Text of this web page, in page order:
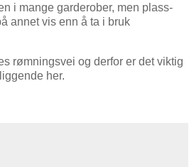
i mange garderober, men plass-
annet vis enn å ta i bruk
rømningsvei og derfor er det viktig
her.